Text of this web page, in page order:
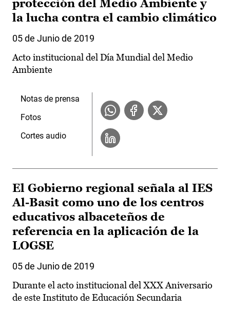
protección del Medio Ambiente y
la lucha contra el cambio climático
05 de Junio de 2019
Acto institucional del Día Mundial del Medio
Ambiente
Notas de prensa
Fotos
Cortes audio
El Gobierno regional señala al IES
Al-Basit como uno de los centros
educativos albaceteños de
referencia en la aplicación de la
LOGSE
05 de Junio de 2019
Durante el acto institucional del XXX Aniversario
de este Instituto de Educación Secundaria